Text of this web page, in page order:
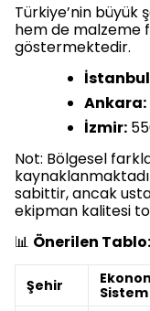
Türkiye’nin
hem de malzeme
göstermektedir.
Ankara:
İzmir:
Not: Bölgesel
sabittir, ancak
ekipman kalitesi
📊 Önerilen Tablo:
Şehir
Sistem